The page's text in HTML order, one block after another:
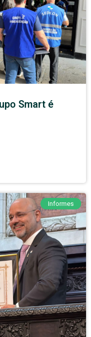
Smart é
Informes